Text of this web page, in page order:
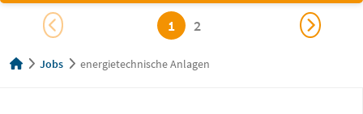
1 2
Jobs energietechnische Anlagen